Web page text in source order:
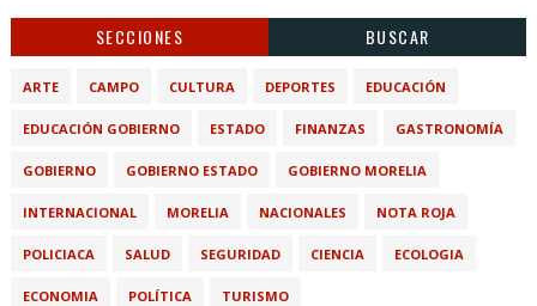
SECCIONES BUSCAR
ARTE CAMPO CULTURA DEPORTES EDUCACIÓN
EDUCACIÓN GOBIERNO ESTADO FINANZAS GASTRONOMÍA
GOBIERNO GOBIERNO ESTADO GOBIERNO MORELIA
INTERNACIONAL MORELIA NACIONALES NOTA ROJA
POLICIACA SALUD SEGURIDAD CIENCIA ECOLOGIA
ECONOMIA POLÍTICA TURISMO